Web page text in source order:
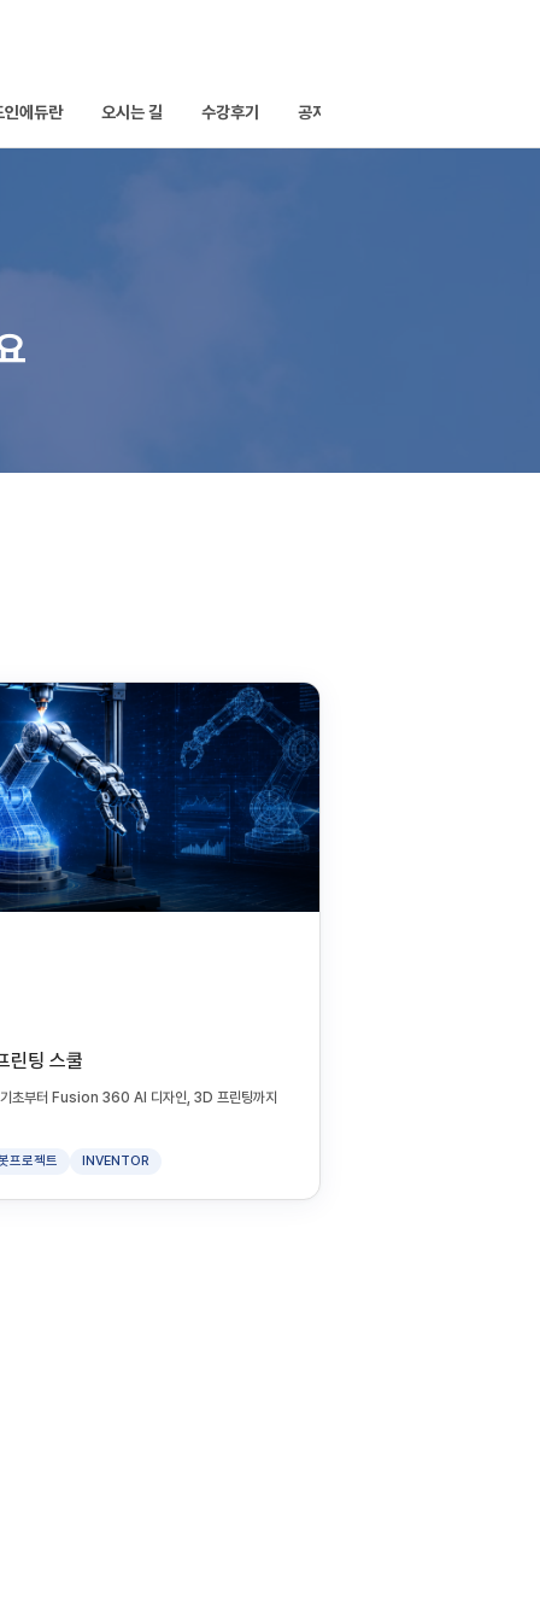
인에듀란 오시는 길 수강후기 공지사항
린팅 스쿨
초부터 Fusion 360 AI 디자인, 3D 프린팅까지
프로젝트 INVENTOR